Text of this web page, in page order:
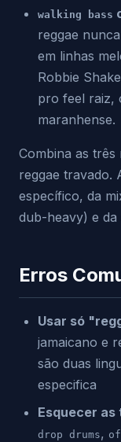
walking bass
reggae
em linhas
Robbie
pro feel raiz,
maranhense.
Combina as
reggae travado.
específico, da
dub-heavy) e da
Erros
Usar só
jamaicano e
são duas
especifica
Esquecer
drop drums,